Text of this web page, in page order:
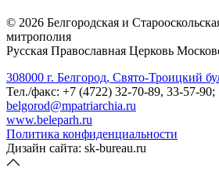
© 2026 Белгородская и
митрополия
Русская Православная Церковь
308000 г. Белгород, Свято-Троицкий
Тел./факс: +7 (4722) 32-70-89, 33-57-90;
belgorod@mpatriarchia.ru
www.beleparh.ru
Политика конфиденциальности
Дизайн сайта: sk-bureau.ru